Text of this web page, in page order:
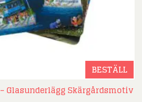
BESTÄLL
Glasunderlägg Skärgårdsmotiv